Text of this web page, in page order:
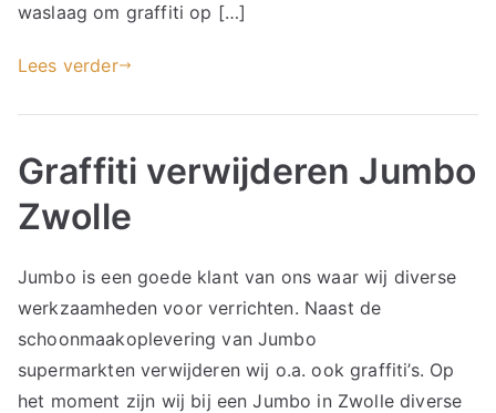
waslaag om graffiti op […]
Lees verder
Graffiti verwijderen Jumbo
Zwolle
Jumbo is een goede klant van ons waar wij diverse
werkzaamheden voor verrichten. Naast de
schoonmaakoplevering van Jumbo
supermarkten verwijderen wij o.a. ook graffiti’s. Op
het moment zijn wij bij een Jumbo in Zwolle diverse